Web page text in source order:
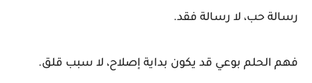
رسالة حب، لا رسالة فقد.
فهم الحلم بوعي قد يكون بداية إصلاح، لا سبب قلق.